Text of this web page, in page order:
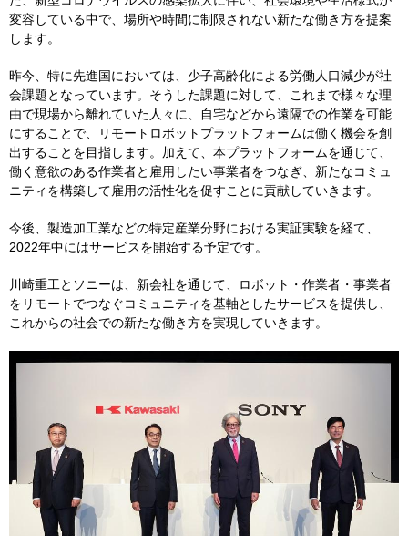
変容している中で、場所や時間に制限されない新たな働き方を提案
します。
昨今、特に先進国においては、少子高齢化による労働人口減少が社
会課題となっています。そうした課題に対して、これまで様々な理
由で現場から離れていた人々に、自宅などから遠隔での作業を可能
にすることで、リモートロボットプラットフォームは働く機会を創
出することを目指します。加えて、本プラットフォームを通じて、
働く意欲のある作業者と雇用したい事業者をつなぎ、新たなコミュ
ニティを構築して雇用の活性化を促すことに貢献していきます。
今後、製造加工業などの特定産業分野における実証実験を経て、
2022年中にはサービスを開始する予定です。
川崎重工とソニーは、新会社を通じて、ロボット・作業者・事業者
をリモートでつなぐコミュニティを基軸としたサービスを提供し、
これからの社会での新たな働き方を実現していきます。